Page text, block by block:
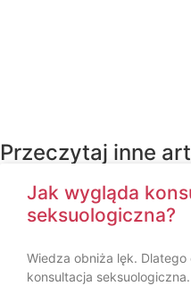
Przeczytaj inne
Jak wygląda
seksuologiczna?
Wiedza obniża lęk.
konsultacja